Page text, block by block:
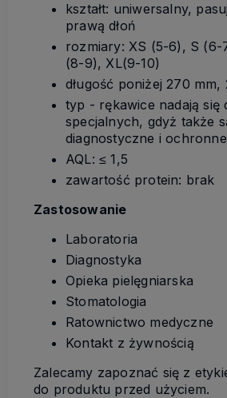
kształt: uniwersalny,
prawą dłoń
rozmiary: XS (5-6), S
(8-9), XL(9-10)
długość poniżej 270
typ - rękawice nadają się
specjalnych, gdyż także
diagnostyczne i ochronne
AQL: ≤ 1,5
zawartość protein: brak
Zastosowanie
Laboratoria
Diagnostyka
Opieka pielęgniarska
Stomatologia
Ratownictwo medyczne
Kontakt z żywnością
Zalecamy zapoznać się z
do produktu przed użyciem.